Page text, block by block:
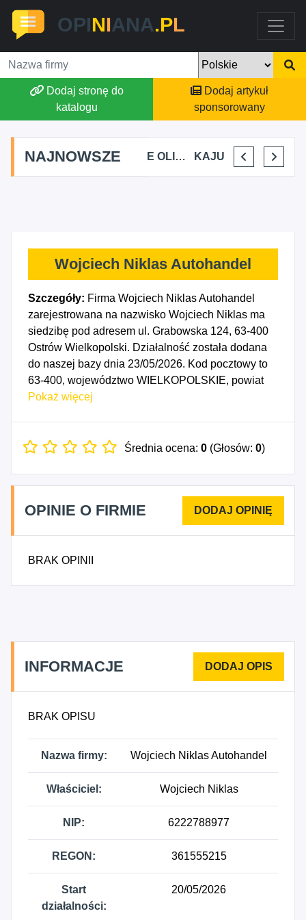
OPINIANA.PL
Dodaj stronę do
katalogu
Dodaj artykuł
sponsorowany
NAJNOWSZE
ALEKSANDRA BAKA KAJU BUS JUSTYNA JASTRZĘBSKA
Wojciech Niklas Autohandel
Szczegóły: Firma Wojciech Niklas Autohandel
zarejestrowana na nazwisko Wojciech Niklas ma
siedzibę pod adresem ul. Grabowska 124, 63-400
Ostrów Wielkopolski. Działalność została dodana
do naszej bazy dnia 23/05/2026. Kod pocztowy to
63-400, województwo WIELKOPOLSKIE, powiat
ostrowski. Numer Identyfikacji Podatkowej NIP to
Data rozpoczęcia działalności gospodarczej
4623Z - Sprzedaż hurtowa żywych zwierząt, 4624Z
- Sprzedaż hurtowa skór, 4631Z - Sprzedaż
hurtowa owoców i warzyw, 4632Z - Sprzedaż
Sprzedaż hurtowa mleka, wyrobów mleczarskich,
Sprzedaż hurtowa cukru, czekolady, wyrobów
cukierniczych i piekarskich, 4637Z - Sprzedaż
Sprzedaż hurtowa pozostałej żywności, włączając
wyrobów tytoniowych, 4641Z - Sprzedaż hurtowa
wyrobów tekstylnych, 4642Z - Sprzedaż hurtowa
odzieży i obuwia, 4643Z - Sprzedaż hurtowa
elektrycznych artykułów użytku domowego, 4644Z -
Sprzedaż hurtowa wyrobów porcelanowych,
ceramicznych i szklanych oraz środków
czyszczących, 4645Z - Sprzedaż hurtowa perfum i
kosmetyków, 4646Z - Sprzedaż hurtowa wyrobów
farmaceutycznych i medycznych, 4647Z - Sprzedaż
hurtowa mebli, dywanów i sprzętu
oświetleniowego, 4648Z - Sprzedaż hurtowa
Pokaż więcej
Średnia ocena: 0 (Głosów: 0)
OPINIE O FIRMIE
BRAK OPINII
INFORMACJE
BRAK OPISU
Nazwa firmy: Wojciech Niklas Autohandel
Właściciel: Wojciech Niklas
NIP: 6222788977
REGON: 361555215
Start
działalności:
20/05/2026